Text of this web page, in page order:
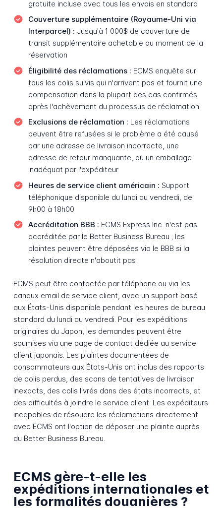
gratuite incluse avec tous les envois en standard
Couverture supplémentaire (Royaume-Uni via
Interparcel) : Jusqu'à 1 000$ de couverture de
transit supplémentaire achetable au moment de la
réservation
Éligibilité des réclamations : ECMS enquête sur
tous les colis suivis qui n'arrivent pas et fournit une
compensation dans la plupart des cas confirmés
après l'achèvement du processus de réclamation
Exclusions de réclamation : Les réclamations
peuvent être refusées si le problème a été causé
par une adresse de livraison incorrecte, une
adresse de retour manquante, ou un emballage
inadéquat par l'expéditeur
Heures de service client américain : Support
téléphonique disponible du lundi au vendredi, de
9h00 à 18h00
Accréditation BBB : ECMS Express Inc. n'est pas
accréditée par le Better Business Bureau ; les
plaintes peuvent être déposées via le BBB si la
résolution directe n'aboutit pas
ECMS peut être contactée par téléphone ou via les
canaux email de service client, avec un support basé
aux États-Unis disponible pendant les heures de bureau
standard du lundi au vendredi. Pour les expéditions
originaires du Japon, les demandes peuvent être
soumises via une page de contact dédiée au service
client japonais. Les plaintes documentées de
consommateurs aux États-Unis ont inclus des rapports
de colis perdus, des scans de tentatives de livraison
inexacts, des colis livrés dans des états incorrects, et
des difficultés à joindre le service client. Les expéditeurs
incapables de résoudre les réclamations directement
avec ECMS ont l'option de déposer une plainte auprès
du Better Business Bureau.
ECMS gère-t-elle les
expéditions internationales et
les formalités douanières ?